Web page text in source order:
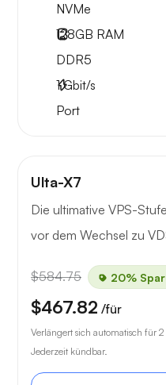
NVMe
128GB RAM
DDR5
1Gbit/s
Port
Ulta-X7
Die ultimative VPS-
vor dem Wechsel zu
$584.75 20%
$467.82 /für
Verlängert sich automatisch für
Jederzeit kündbar.